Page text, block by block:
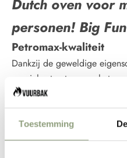
Toestemming
Dutch oven voor
personen! Big
Petromax-kwaliteit
Dankzij de geweldige
speciale structuur van het
opgeslagen en verdeeld.
(pre-seasoned) maakt een
stevige Dutch oven kan
lucht wordt het gebruikt op